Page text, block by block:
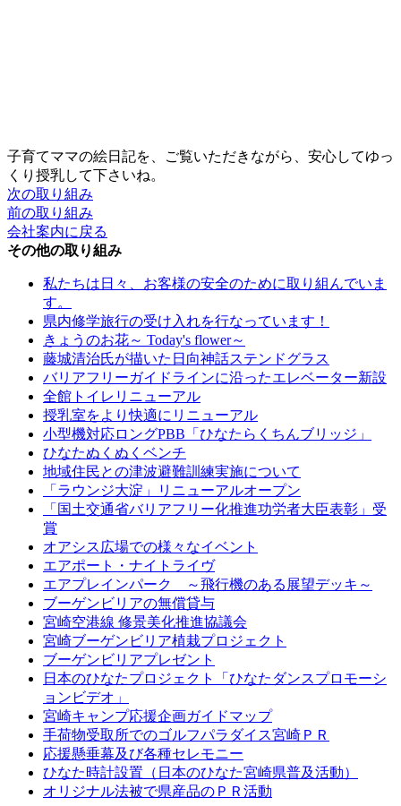
子育てママの絵日記を、ご覧いただきながら、安心してゆっ
くり授乳して下さいね。
次の取り組み
前の取り組み
会社案内に戻る
その他の取り組み
私たちは日々、お客様の安全のために取り組んでいま
す。
県内修学旅行の受け入れを行なっています！
きょうのお花～ Today's flower～
藤城清治氏が描いた日向神話ステンドグラス
バリアフリーガイドラインに沿ったエレベーター新設
全館トイレリニューアル
授乳室をより快適にリニューアル
小型機対応ロングPBB「ひなたらくちんブリッジ」
ひなたぬくぬくベンチ
地域住民との津波避難訓練実施について
「ラウンジ大淀」リニューアルオープン
「国土交通省バリアフリー化推進功労者大臣表彰」受
賞
オアシス広場での様々なイベント
エアポート・ナイトライヴ
エアプレインパーク ～飛行機のある展望デッキ～
ブーゲンビリアの無償貸与
宮崎空港線 修景美化推進協議会
宮崎ブーゲンビリア植栽プロジェクト
ブーゲンビリアプレゼント
日本のひなたプロジェクト「ひなたダンスプロモーシ
ョンビデオ」
宮崎キャンプ応援企画ガイドマップ
手荷物受取所でのゴルフパラダイス宮崎ＰＲ
応援懸垂幕及び各種セレモニー
ひなた時計設置（日本のひなた宮崎県普及活動）
オリジナル法被で県産品のＰＲ活動